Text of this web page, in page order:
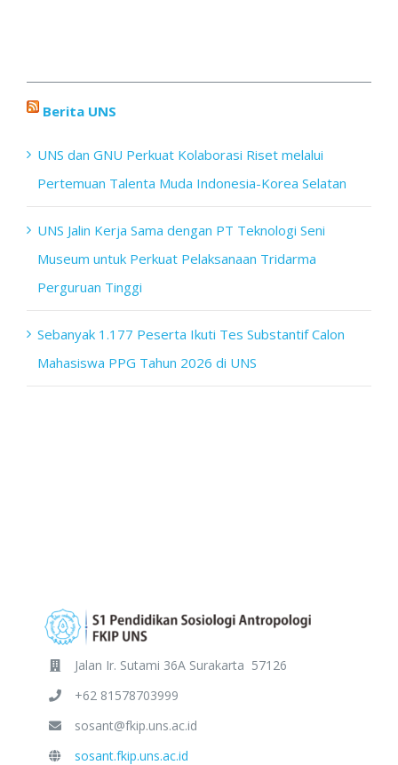
Berita UNS
UNS dan GNU Perkuat Kolaborasi Riset melalui
Pertemuan Talenta Muda Indonesia-Korea Selatan
UNS Jalin Kerja Sama dengan PT Teknologi Seni
Museum untuk Perkuat Pelaksanaan Tridarma
Perguruan Tinggi
Sebanyak 1.177 Peserta Ikuti Tes Substantif Calon
Mahasiswa PPG Tahun 2026 di UNS
Jalan Ir. Sutami 36A Surakarta 57126
+62 81578703999
sosant@fkip.uns.ac.id
sosant.fkip.uns.ac.id